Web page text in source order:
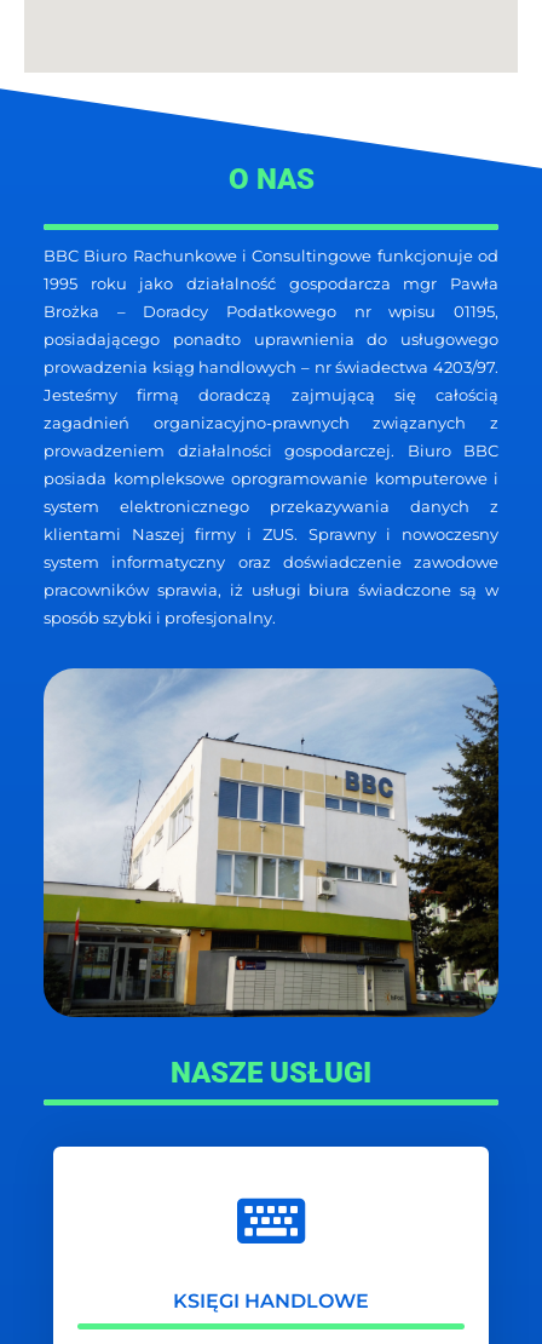
O NAS
BBC Biuro Rachunkowe i Consultingowe funkcjonuje od
1995 roku jako działalność gospodarcza mgr Pawła
Brożka – Doradcy Podatkowego nr wpisu 01195,
posiadającego ponadto uprawnienia do usługowego
prowadzenia ksiąg handlowych – nr świadectwa 4203/97.
Jesteśmy firmą doradczą zajmującą się całością
zagadnień organizacyjno-prawnych związanych z
prowadzeniem działalności gospodarczej. Biuro BBC
posiada kompleksowe oprogramowanie komputerowe i
system elektronicznego przekazywania danych z
klientami Naszej firmy i ZUS. Sprawny i nowoczesny
system informatyczny oraz doświadczenie zawodowe
pracowników sprawia, iż usługi biura świadczone są w
sposób szybki i profesjonalny.
NASZE USŁUGI
KSIĘGI HANDLOWE